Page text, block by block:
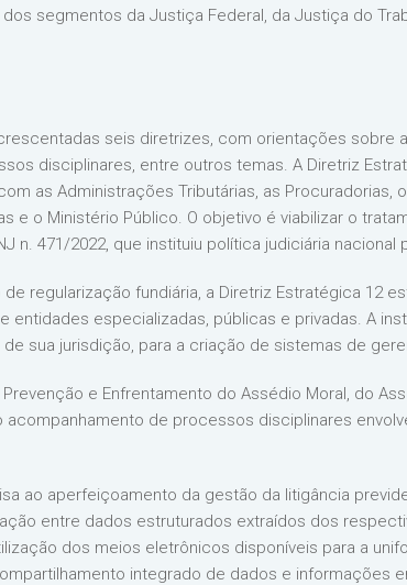
segmentos da Justiça Federal, da Justiça do
seis diretrizes, com orientações
disciplinares, entre outros temas. A Diretriz
as Administrações Tributárias, as Procuradorias,
e o Ministério Público. O objetivo é viabilizar o
n. 471/2022, que instituiu política judiciária
regularização fundiária, a Diretriz Estratégica 12
entidades especializadas, públicas e privadas. A
sua jurisdição, para a criação de sistemas de
e Enfrentamento do Assédio Moral, do
acompanhamento de processos disciplinares
ao aperfeiçoamento da gestão da litigância
entre dados estruturados extraídos dos
dos meios eletrônicos disponíveis para a
integrado de dados e informações